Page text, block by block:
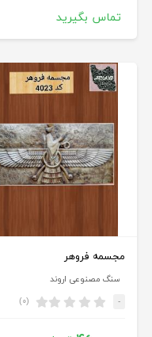
تماس بگیرید
مجسمه فروهر
سنگ مصنوعی اروند
- (۰)